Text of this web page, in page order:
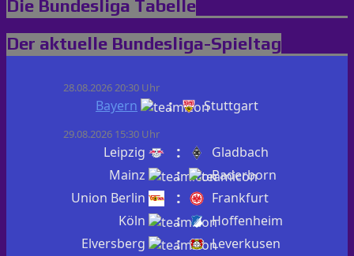
noch
·
Berger
Die Bundesliga Tabelle
Der aktuelle Bundesliga-Spieltag
28.08.2026 20:30 Uhr
Bayern : Stuttgart
29.08.2026 15:30 Uhr
Leipzig :
Gladbach
Mainz
:
Paderborn
Union Berlin
:
Frankfurt
Köln
:
Hoffenheim
Elversberg
: Leverkusen